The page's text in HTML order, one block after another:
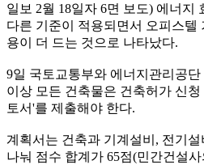
일보 2월 18일자 6면 보도) 에너지
다른 기준이 적용되면서 오피스텔
용이 더 드는 것으로 나타났다.
9일 국토교통부와 에너지관리공
이상 모든 건축물은 건축허가 신
토서'를 제출해야 한다.
계획서는 건축과 기계설비, 전기
나눠 점수 합계가 65점(민간건설